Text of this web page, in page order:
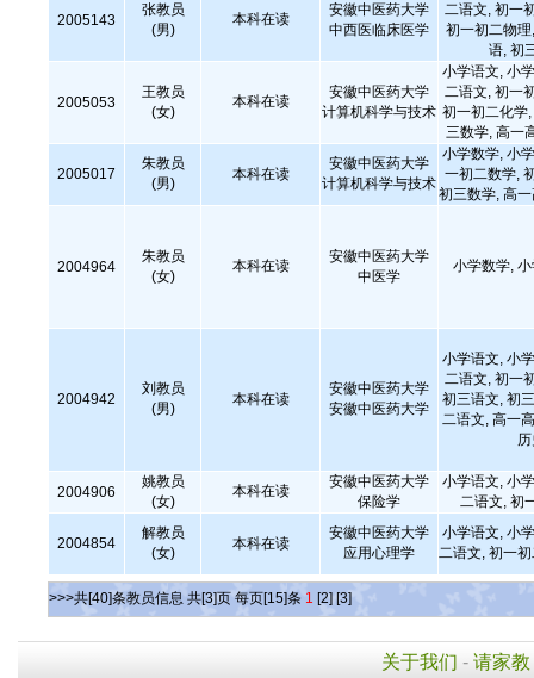
2005143
张教员
(男)
本科在读
安徽中医药大学
中西医临床医学
二语文, 初一
初一初二物
语, 初
2005053
王教员
(女)
本科在读
安徽中医药大学
计算机科学与技术
小学语文, 小
二语文, 初一
初一初二化学
三数学, 高一
2005017
朱教员
(男)
本科在读
安徽中医药大学
计算机科学与技术
小学数学, 小
一初二数学,
初三数学, 高
2004964
朱教员
(女)
本科在读
安徽中医药大学
中医学
小学数学,
2004942
刘教员
(男)
本科在读
安徽中医药大学
安徽中医药大学
小学语文, 小
二语文, 初一
初三语文, 初
二语文, 高一
2004906
姚教员
(女)
本科在读
安徽中医药大学
保险学
小学语文, 小
二语文, 初
2004854
解教员
(女)
本科在读
安徽中医药大学
应用心理学
小学语文, 小
二语文, 初一
>>>共[40]条教员信息 共[3]页 每页[15]条 1 [2] [3]
关于我们 - 请家教